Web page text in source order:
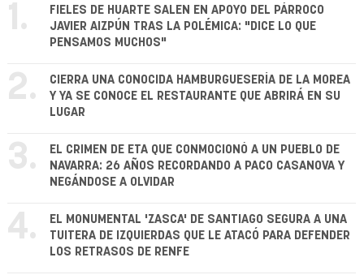
1.
FIELES DE HUARTE SALEN EN APOYO DEL PÁRROCO
JAVIER AIZPÚN TRAS LA POLÉMICA: "DICE LO QUE
PENSAMOS MUCHOS"
2.
CIERRA UNA CONOCIDA HAMBURGUESERÍA DE LA MOREA
Y YA SE CONOCE EL RESTAURANTE QUE ABRIRÁ EN SU
LUGAR
3.
EL CRIMEN DE ETA QUE CONMOCIONÓ A UN PUEBLO DE
NAVARRA: 26 AÑOS RECORDANDO A PACO CASANOVA Y
NEGÁNDOSE A OLVIDAR
4.
EL MONUMENTAL 'ZASCA' DE SANTIAGO SEGURA A UNA
TUITERA DE IZQUIERDAS QUE LE ATACÓ PARA DEFENDER
LOS RETRASOS DE RENFE